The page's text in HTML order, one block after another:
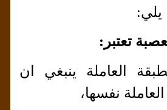
يلي:
تعتبر:
العاملة ينبغي ان
نفسها،